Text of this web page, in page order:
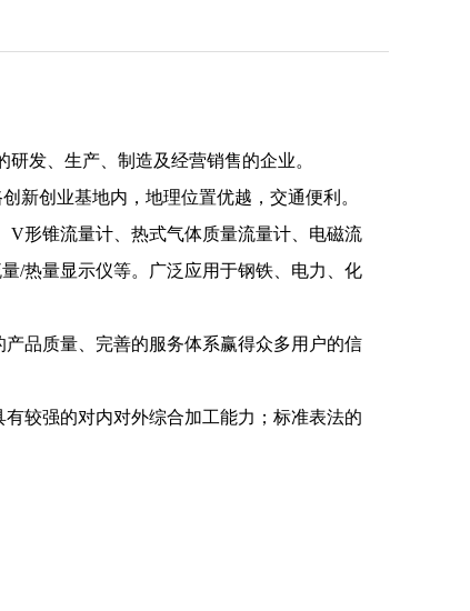
发、生产、制造及经营销售的企业。
创业基地内，地理位置优越，交通便利。
形锥流量计、热式气体质量流量计、电磁流
/热量显示仪等。广泛应用于钢铁、电力、化
品质量、完善的服务体系赢得众多用户的信
较强的对内对外综合加工能力；标准表法的